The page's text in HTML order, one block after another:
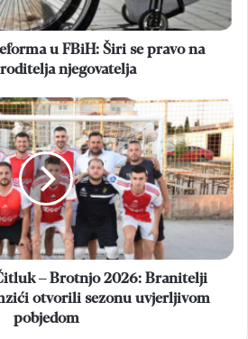
u FBiH: Širi se pravo na
njegovatelja
– Brotnjo 2026: Branitelji
otvorili sezonu uvjerljivom
pobjedom